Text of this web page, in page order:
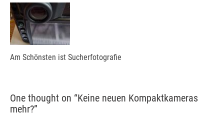
Am Schönsten ist Sucherfotografie
One thought on “Keine neuen Kompaktkameras
mehr?”